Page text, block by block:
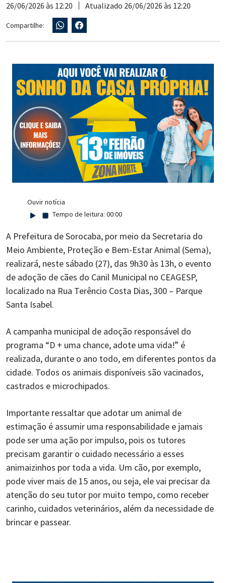
26/06/2026 às 12:20 Atualizado 26/06/2026 às 12:20
Compartilhe:
Ouvir notícia
Tempo de leitura: 00:00
A Prefeitura de Sorocaba, por meio da Secretaria do
Meio Ambiente, Proteção e Bem-Estar Animal (Sema),
realizará, neste sábado (27), das 9h30 às 13h, o evento
de adoção de cães do Canil Municipal no CEAGESP,
localizado na Rua Terêncio Costa Dias, 300 – Parque
Santa Isabel.
A campanha municipal de adoção responsável do
programa “D + uma chance, adote uma vida!” é
realizada, durante o ano todo, em diferentes pontos da
cidade. Todos os animais disponíveis são vacinados,
castrados e microchipados.
Importante ressaltar que adotar um animal de
estimação é assumir uma responsabilidade e jamais
pode ser uma ação por impulso, pois os tutores
precisam garantir o cuidado necessário a esses
animaizinhos por toda a vida. Um cão, por exemplo,
pode viver mais de 15 anos, ou seja, ele vai precisar da
atenção do seu tutor por muito tempo, como receber
carinho, cuidados veterinários, além da necessidade de
brincar e passear.